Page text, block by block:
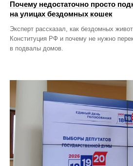
Почему недостаточно просто
на улицах бездомных кошек
Эксперт рассказал, как бездомных
Конституция РФ и почему не нужно
в подвалы домов.